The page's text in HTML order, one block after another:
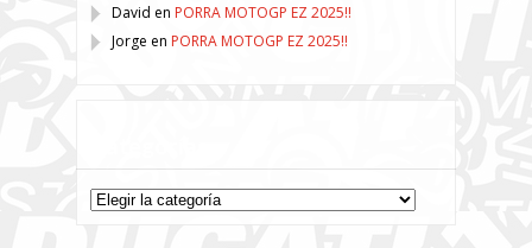
David en PORRA MOTOGP EZ 2025!!
Jorge en PORRA MOTOGP EZ 2025!!
Categorías